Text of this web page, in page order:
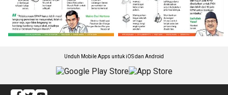
Unduh Mobile Apps untuk iOS dan Android